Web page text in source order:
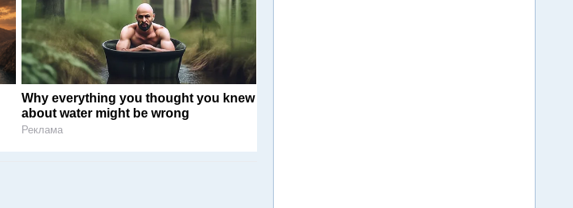
Why everything you thought you knew
about water might be wrong
Реклама